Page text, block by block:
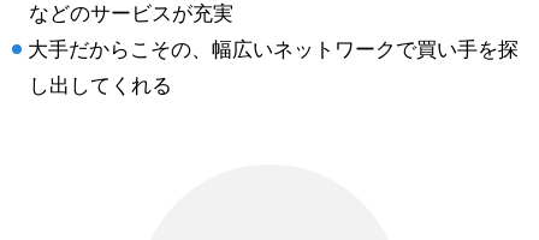
などのサービスが充実
大手だからこその、幅広いネットワークで買い手を探
し出してくれる